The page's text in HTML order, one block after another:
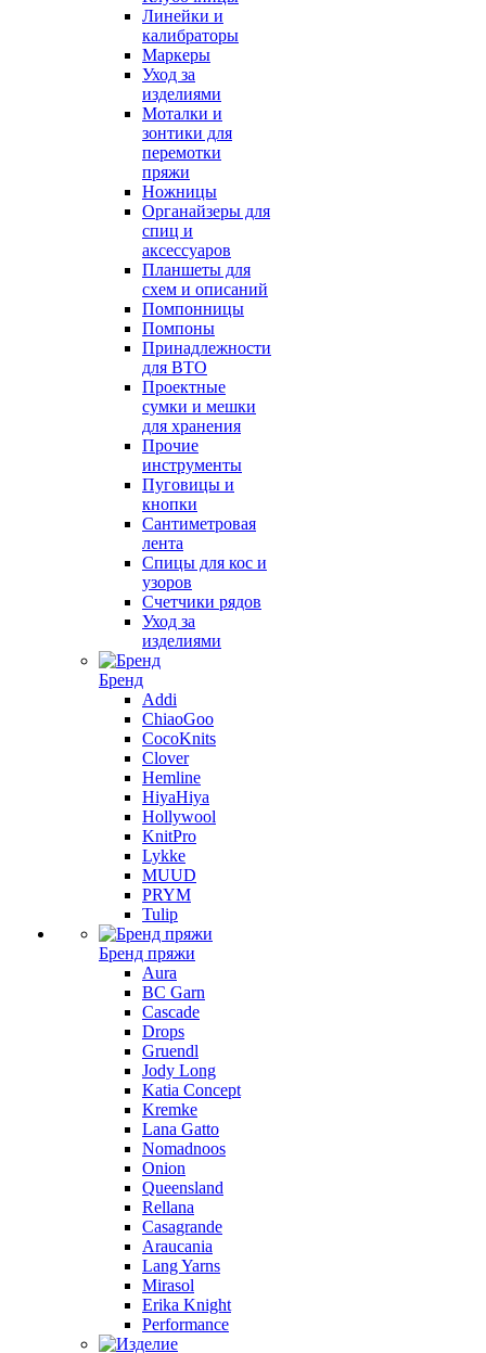
Линейки и
калибраторы
Маркеры
Уход за
изделиями
Моталки и
зонтики для
перемотки
пряжи
Ножницы
Органайзеры для
спиц и
аксессуаров
Планшеты для
схем и описаний
Помпонницы
Помпоны
Принадлежности
для ВТО
Проектные
сумки и мешки
для хранения
Прочие
инструменты
Пуговицы и
кнопки
Сантиметровая
лента
Спицы для кос и
узоров
Счетчики рядов
Уход за
изделиями
Бренд
Addi
ChiaoGoo
CocoKnits
Clover
Hemline
HiyaHiya
Hollywool
KnitPro
Lykke
MUUD
PRYM
Tulip
Бренд пряжи
Aura
BC Garn
Cascade
Drops
Gruendl
Jody Long
Katia Concept
Kremke
Lana Gatto
Nomadnoos
Onion
Queensland
Rellana
Casagrande
Araucania
Lang Yarns
Mirasol
Erika Knight
Performance